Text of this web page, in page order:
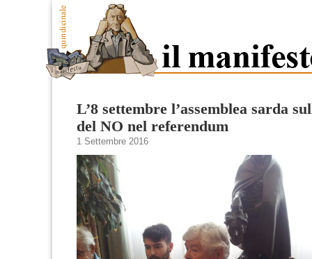
L’8 settembre l’assemblea sarda
del NO nel referendum
1 Settembre 2016